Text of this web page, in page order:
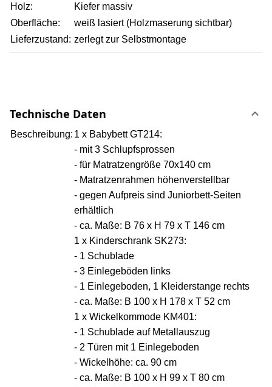
Holz:
Kiefer massiv
Oberfläche:
weiß lasiert (Holzmaserung sichtbar)
Lieferzustand: zerlegt zur Selbstmontage
Technische Daten
Beschreibung: 1 x Babybett GT214:
- mit 3 Schlupfsprossen
- für Matratzengröße 70x140 cm
- Matratzenrahmen höhenverstellbar
- gegen Aufpreis sind Juniorbett-Seiten
erhältlich
- ca. Maße: B 76 x H 79 x T 146 cm
1 x Kinderschrank SK273:
- 1 Schublade
- 3 Einlegeböden links
- 1 Einlegeboden, 1 Kleiderstange rechts
- ca. Maße: B 100 x H 178 x T 52 cm
1 x Wickelkommode KM401:
- 1 Schublade auf Metallauszug
- 2 Türen mit 1 Einlegeboden
- Wickelhöhe: ca. 90 cm
- ca. Maße: B 100 x H 99 x T 80 cm